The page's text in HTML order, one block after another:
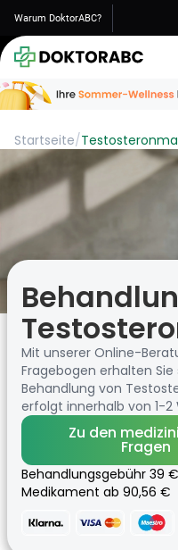
Warum DoktorABC?
Startseite/
Mit unserer Online-
Fragebogen erhalten
Behandlung von
erfolgt innerhalb von 1-2
Zu den
Fragen
Behandlungsgebühr 39
Medikament ab 90,56 €